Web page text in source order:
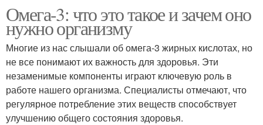
Омега-3: что это такое и зачем оно
нужно организму
Многие из нас слышали об омега-3 жирных кислотах, но
не все понимают их важность для здоровья. Эти
незаменимые компоненты играют ключевую роль в
работе нашего организма. Специалисты отмечают, что
регулярное потребление этих веществ способствует
улучшению общего состояния здоровья.